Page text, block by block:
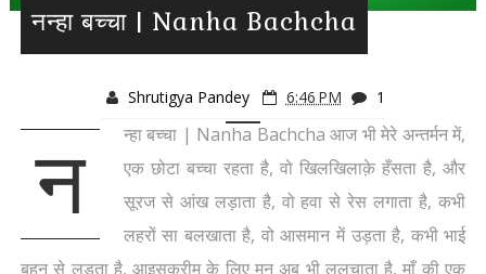
नन्हा बच्चा | Nanha Bachcha
Shrutigya Pandey 6:46 PM 1
न
न्हा बच्चा | Nanha Bachcha आज भी मेरे अन्तर्मन में,
एक छोटा बच्चा रहता है, वो खिलखिलाक़े हँसता है, और
सूरज से आंख लड़ाता है, वो हवा से रेस लगाता है, कभी
लहरों सा बलखाता है, वो आसमान में उड़ता है, कभी भाई
बहन से लड़ता है, आइसक्रीम के लिए मन अब भी ललचाता है, माँ की एक